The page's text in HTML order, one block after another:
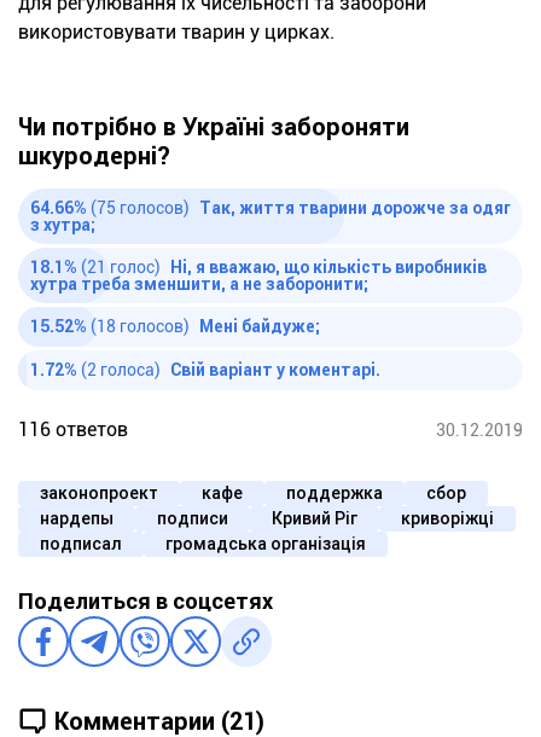
використовувати тварин у цирках.
Чи потрібно в Україні забороняти
шкуродерні?
64.66% (75 голосов)
Так, життя тварини дорожче за одяг
з хутра;
18.1% (21 голос)
Ні, я вважаю, що кількість виробників
хутра треба зменшити, а не заборонити;
15.52% (18 голосов) Мені байдуже;
1.72% (2 голоса) Свій варіант у коментарі.
116 ответов 30.12.2019
законопроект кафе поддержка
сбор
нардепы
подписи Кривий Ріг
криворіжці
подписал
громадська організація
Поделиться в соцсетях
Комментарии (21)